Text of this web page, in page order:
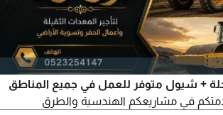
+ شيول متوفر للعمل في جميع المناطق
في مشاريعكم الهندسية والطرق